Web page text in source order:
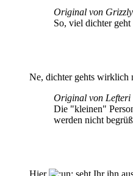
Original von Grizzly
So, viel dichter geht
Ne, dichter gehts wirklich
Original von Lefteri
Die "kleinen"
werden nicht
Hier
seht Ihr ihn